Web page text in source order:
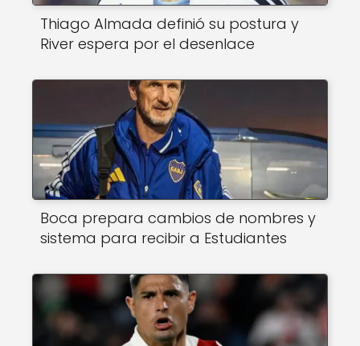
Thiago Almada definió su postura y
River espera por el desenlace
Boca prepara cambios de nombres y
sistema para recibir a Estudiantes